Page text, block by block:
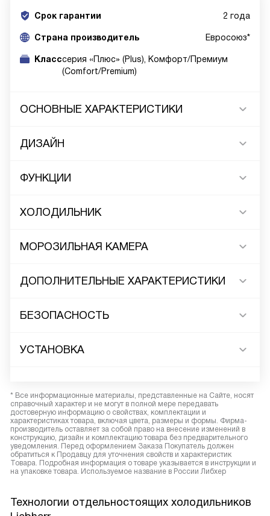
Срок гарантии 2 года
Cтрана производитель Евросоюз*
Класссерия «Плюс» (Plus), Комфорт/Премиум
(Comfort/Premium)
ОСНОВНЫЕ ХАРАКТЕРИСТИКИ
ДИЗАЙН
ФУНКЦИИ
ХОЛОДИЛЬНИК
МОРОЗИЛЬНАЯ КАМЕРА
ДОПОЛНИТЕЛЬНЫЕ ХАРАКТЕРИСТИКИ
БЕЗОПАСНОСТЬ
УСТАНОВКА
* Все информационные материалы, представленные на Сайте, носят
справочный характер и не могут в полной мере передавать
достоверную информацию о свойствах, комплектации и
характеристиках товара, включая цвета, размеры и формы. Фирма-
производитель оставляет за собой право на внесение изменений в
конструкцию, дизайн и комплектацию товара без предварительного
уведомления. Перед оформлением Заказа Покупатель должен
обратиться к Продавцу для уточнения свойств и характеристик
Товара. Подробная информация о товаре указывается в инструкции и
на упаковке товара. Используемое название в России Либхер
Технологии отдельностоящих холодильников